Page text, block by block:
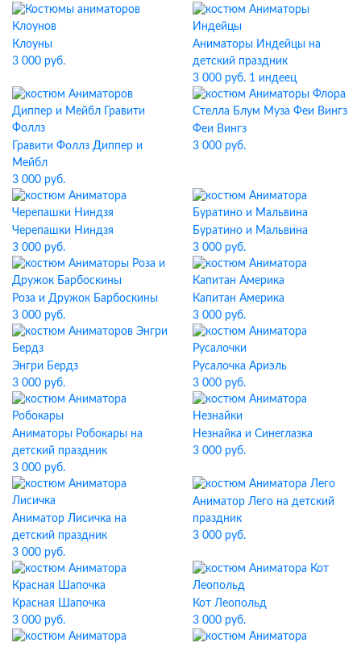
Клоуны
3 000 руб.
Аниматоры Индейцы на
детский праздник
3 000 руб. 1 индеец
Гравити Фоллз Диппер и
Мейбл
3 000 руб.
Феи Вингз
3 000 руб.
Черепашки Ниндзя
3 000 руб.
Буратино и Мальвина
3 000 руб.
Роза и Дружок Барбоскины
3 000 руб.
Капитан Америка
3 000 руб.
Энгри Бердз
3 000 руб.
Русалочка Ариэль
3 000 руб.
Аниматоры Робокары на
детский праздник
3 000 руб.
Незнайка и Синеглазка
3 000 руб.
Аниматор Лисичка на
детский праздник
3 000 руб.
Аниматор Лего на детский
праздник
3 000 руб.
Красная Шапочка
3 000 руб.
Кот Леопольд
3 000 руб.